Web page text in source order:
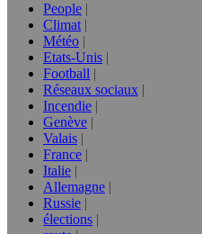
People
Climat
Météo
Etats-Unis
Football
Réseaux sociaux
Incendie
Genève
Valais
France
Italie
Allemagne
Russie
élections